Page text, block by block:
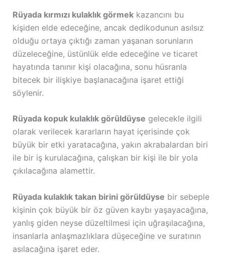
Rüyada kırmızı kulaklık görmekkazancını bu
kişiden elde edeceğine, ancak dedikodunun asılsız
olduğu ortaya çıktığı zaman yaşanan sorunların
düzeleceğine, üstünlük elde edeceğine ve ticaret
hayatında tanınır kişi olacağına, sonu hüsranla
bitecek bir ilişkiye başlanacağına işaret ettiği
söylenir.
Rüyada kopuk kulaklık görüldüyse gelecekle ilgili
olarak verilecek kararların hayat içerisinde çok
büyük bir etki yaratacağına, yakın akrabalardan biri
ile bir iş kurulacağına, çalışkan bir kişi ile bir yola
çıkılacağına alamettir.
Rüyada kulaklık takan birini görüldüyse bir sebeple
kişinin çok büyük bir öz güven kaybı yaşayacağına,
yanlış giden neyse düzeltilmesi için uğraşılacağına,
insanlarla anlaşmazlıklara düşeceğine ve suratının
asılacağına işaret eder.